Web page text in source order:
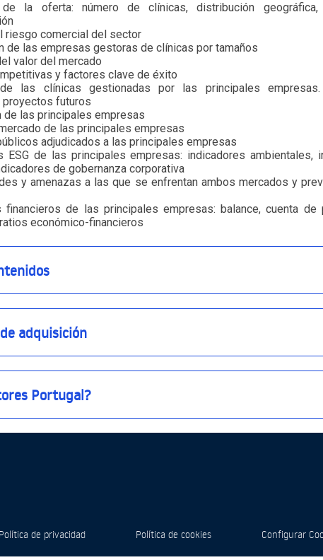
de la oferta: número de clínicas, distribución
riesgo comercial del sector
de las empresas gestoras de clínicas por tamaños
valor del mercado
y factores clave de éxito
las clínicas gestionadas por las principales empresas.
futuros
de las principales empresas
de las principales empresas
adjudicados a las principales empresas
ESG de las principales empresas: indicadores ambientales,
de gobernanza corporativa
y amenazas a las que se enfrentan ambos mercados y
financieros de las principales empresas: balance, cuenta de
económico-financieros
adquisición
Portugal?
Política de privacidad Política de cookies Configurar